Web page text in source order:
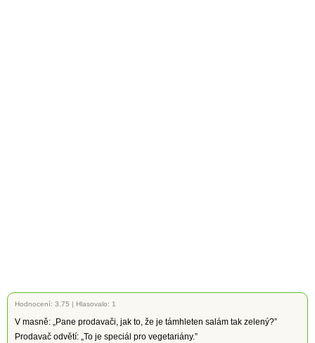
Hodnocení: 3.75 | Hlasovalo: 1
V masně: „Pane prodavači, jak to, že je támhleten salám tak zelený?”
Prodavač odvětí: „To je speciál pro vegetariány.”